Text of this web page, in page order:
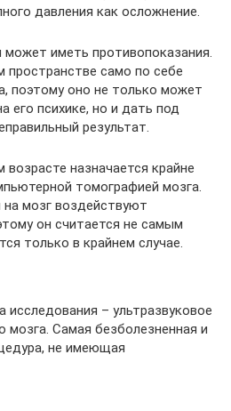
давления как осложнение.
иметь противопоказания.
само по себе
поэтому оно не только может
его психике, но и дать под
результат.
назначается крайне
томографией мозга.
мозг воздействуют
он считается не самым
только в крайнем случае.
исследования – ультразвуковое
мозга. Самая безболезненная и
не имеющая